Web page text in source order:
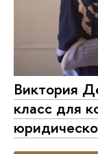
Виктория
класс для